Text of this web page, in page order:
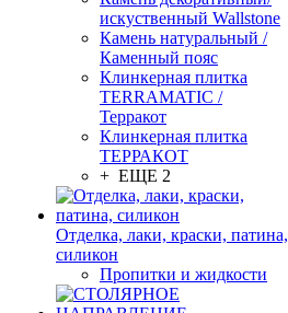
искуственный Wallstone
Камень натуральный /
Каменный пояс
Клинкерная плитка
TERRAMATIC /
Терракот
Клинкерная плитка
ТЕРРАКОТ
+ ЕЩЕ 2
Отделка, лаки, краски, патина,
силикон
Пропитки и жидкости